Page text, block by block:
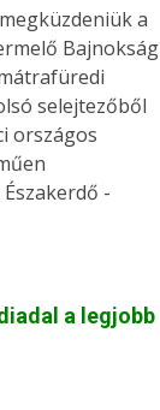
a
Bajnokság
selejtezőből
országos
-
a legjobb